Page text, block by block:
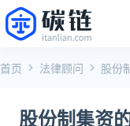
首页 法律顾问 股份
股份制集资